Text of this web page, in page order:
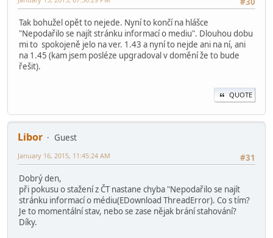
Tak bohužel opět to nejede. Nyní to končí na hlášce
"Nepodařilo se najít stránku informací o mediu". Dlouhou dobu
mi to spokojeně jelo na ver. 1.43 a nyní to nejde ani na ní, ani
na 1.45 (kam jsem posléze upgradoval v domění že to bude
řešit).
QUOTE
Libor
Guest
#31
January 16, 2015, 11:45:24 AM
Dobrý den,
při pokusu o stažení z ČT nastane chyba "Nepodařilo se najít
stránku informací o médiu(EDownload ThreadError). Co s tím?
Je to momentální stav, nebo se zase nějak brání stahování?
Díky.